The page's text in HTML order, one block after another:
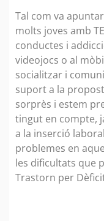
Tal com va
molts joves amb
conductes i
videojocs o al
socialitzar i
suport a la
sorprès i estem
tingut en compte,
a la inserció
problemes en
les dificultats que
Trastorn per